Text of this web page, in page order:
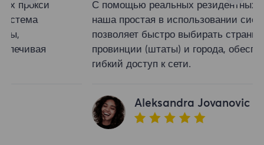
С помощью реальных резидентных прокси
наша простая в использовании система
позволяет быстро выбирать страны,
провинции (штаты) и города, обеспечивая
гибкий доступ к сети.
Aleksandra Jovanovic